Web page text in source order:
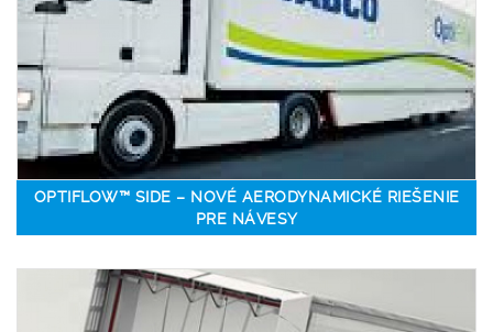
OPTIFLOW™ SIDE – NOVÉ AERODYNAMICKÉ RIEŠENIE
PRE NÁVESY